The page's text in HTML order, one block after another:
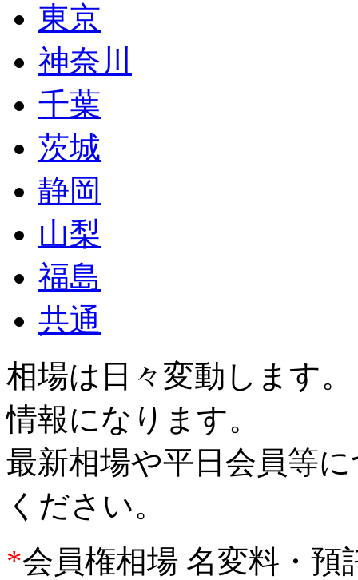
東京
神奈川
千葉
茨城
静岡
山梨
福島
共通
相場は日々変動します
情報になります。
最新相場や平日会員等
ください。
*会員権相場 名変料・預